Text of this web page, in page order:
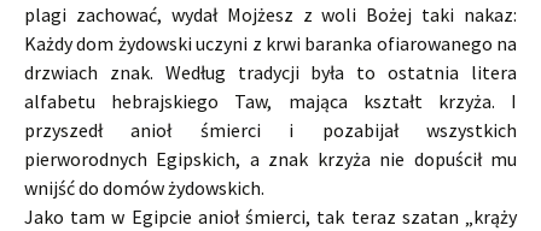
plagi zachować, wydał Mojżesz z woli Bożej taki nakaz:
Każdy dom żydowski uczyni z krwi baranka ofiarowanego na
drzwiach znak. Według tradycji była to ostatnia litera
alfabetu hebrajskiego Taw, mająca kształt krzyża. I
przyszedł anioł śmierci i pozabijał wszystkich
pierworodnych Egipskich, a znak krzyża nie dopuścił mu
wnijść do domów żydowskich.
Jako tam w Egipcie anioł śmierci, tak teraz szatan „krąży